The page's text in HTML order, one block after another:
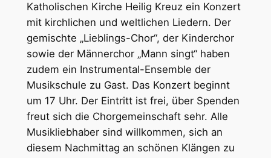
Katholischen Kirche Heilig Kreuz ein Konzert
mit kirchlichen und weltlichen Liedern. Der
gemischte „Lieblings-Chor“, der Kinderchor
sowie der Männerchor „Mann singt“ haben
zudem ein Instrumental-Ensemble der
Musikschule zu Gast. Das Konzert beginnt
um 17 Uhr. Der Eintritt ist frei, über Spenden
freut sich die Chorgemeinschaft sehr. Alle
Musikliebhaber sind willkommen, sich an
diesem Nachmittag an schönen Klängen zu